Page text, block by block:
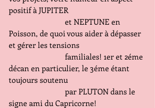
positif à JUPITER
Poisson, de quoi vous aider à dépasser
et gérer les tensions
décan en particulier, le 3éme étant
toujours soutenu
signe ami du Capricorne!